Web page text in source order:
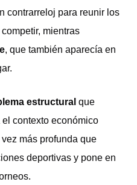
contrarreloj para reunir los
mientras
, que también aparecía en
estructural que
contexto económico
más profunda que
deportivas y pone en